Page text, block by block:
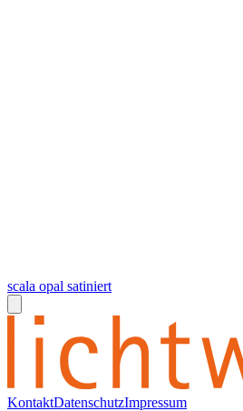
scala opal satiniert
KontaktDatenschutzImpressum